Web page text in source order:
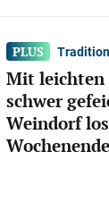
Mit leichten
schwer
Weindorf
Wochenende